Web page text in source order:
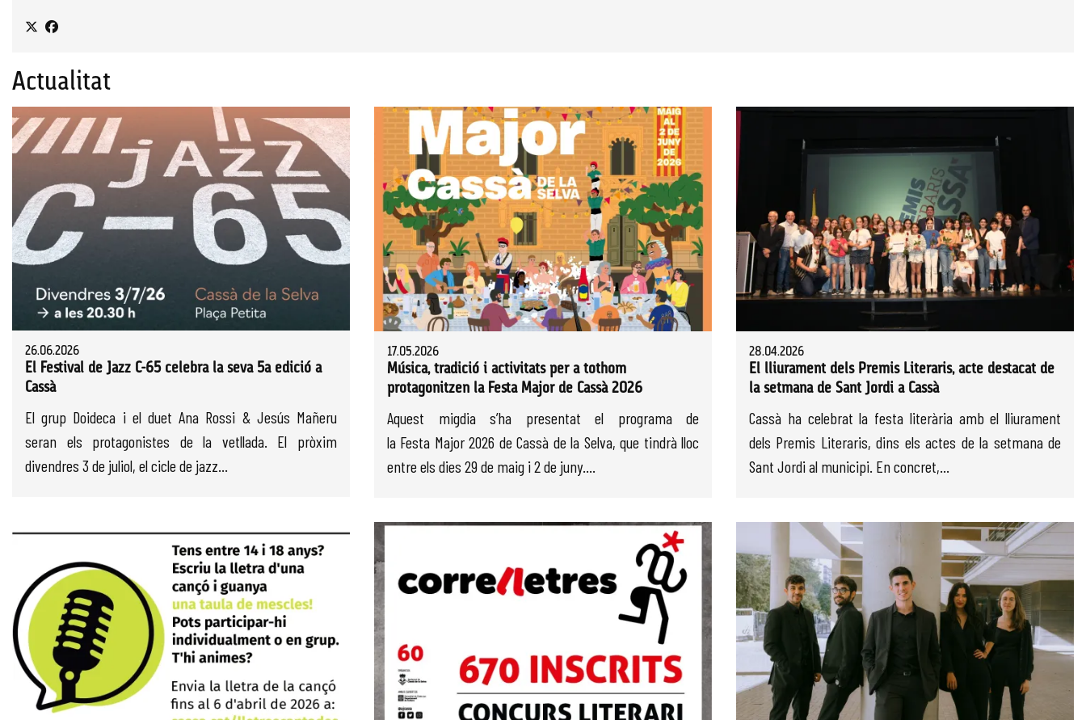
Actualitat
26.06.2026
El Festival de Jazz C-65 celebra la seva 5a edició a
Cassà
El grup Doideca i el duet Ana Rossi & Jesús Mañeru
seran els protagonistes de la vetllada. El pròxim
divendres 3 de juliol, el cicle de jazz...
17.05.2026
Música, tradició i activitats per a tothom
protagonitzen la Festa Major de Cassà 2026
Aquest migdia s’ha presentat el programa de
la Festa Major 2026 de Cassà de la Selva, que tindrà lloc
entre els dies 29 de maig i 2 de juny....
28.04.2026
El lliurament dels Premis Literaris, acte destacat de
la setmana de Sant Jordi a Cassà
Cassà ha celebrat la festa literària amb el lliurament
dels Premis Literaris, dins els actes de la setmana de
Sant Jordi al municipi. En concret,...